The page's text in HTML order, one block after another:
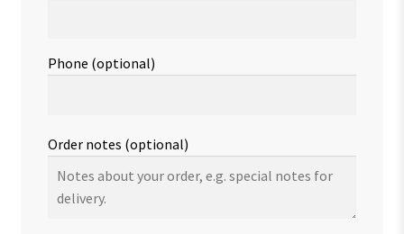
Phone (optional)
Order notes (optional)